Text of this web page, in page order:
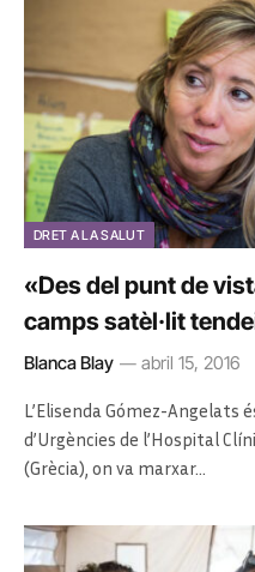
DRET A LA SALUT
«Des del punt de
camps satèl·lit
Blanca Blay abril 15, 2016
L’Elisenda Gómez-Angelats
d’Urgències de l’Hospital
(Grècia), on va marxar…